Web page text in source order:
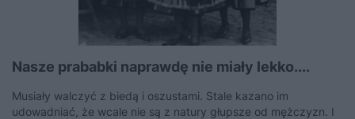
Nasze prababki naprawdę nie miały lekko....
Musiały walczyć z biedą i oszustami. Stale kazano im
udowadniać, że wcale nie są z natury głupsze od mężczyzn. I